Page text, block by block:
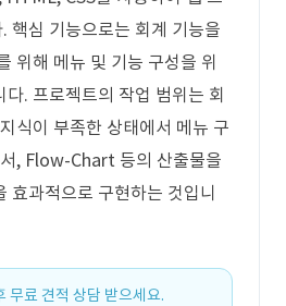
핵심 기능으로는 회계 기능을
위해 메뉴 및 기능 구성을 위
. 프로젝트의 작업 범위는 회
식이 부족한 상태에서 메뉴 구
, Flow-Chart 등의 산출물을
효과적으로 구현하는 것입니
무료 견적 상담 받으세요.